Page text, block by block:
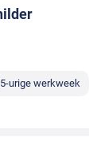
urige werkweek